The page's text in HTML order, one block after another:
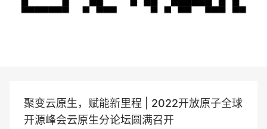
聚变云原生，赋能新里程 | 2022开放原子全球
开源峰会云原生分论坛圆满召开